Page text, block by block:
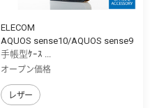
ELECOM
AQUOS sense10/AQUOS sense9
手帳型ｹｰｽ ...
オープン価格
レザー